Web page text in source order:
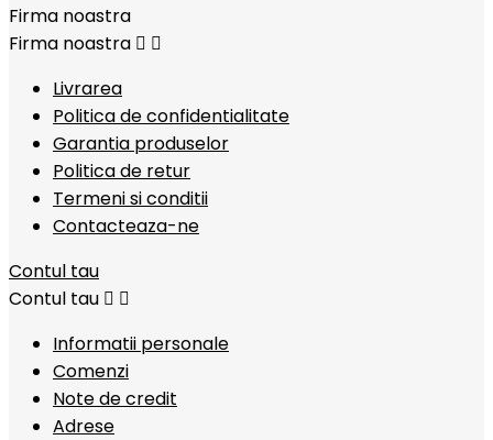
Firma noastra
Firma noastra  
Livrarea
Politica de confidentialitate
Garantia produselor
Politica de retur
Termeni si conditii
Contacteaza-ne
Contul tau
Contul tau  
Informatii personale
Comenzi
Note de credit
Adrese